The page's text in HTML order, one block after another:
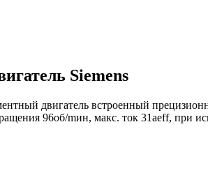
Siemens
двигатель встроенный
96об/mин, макс. ток 31aeff, при